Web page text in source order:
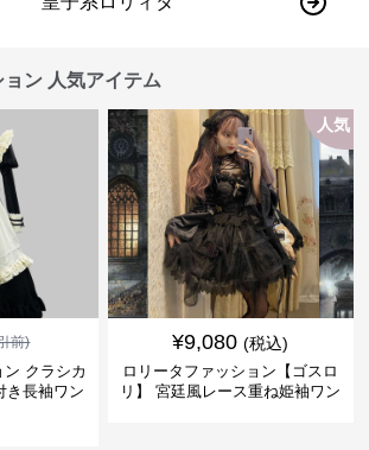
ン 人気アイテム
前)
ン クラシカ
き長袖ワン
人気
¥9,080 (税込)
ロリータファッション【ゴスロ
リ】 宮廷風レース重ね姫袖ワン